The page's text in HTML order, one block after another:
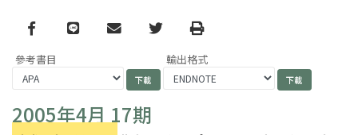
Facebook
line email TwitterPrint
參考書目 輸出格式
2005年4月 17期